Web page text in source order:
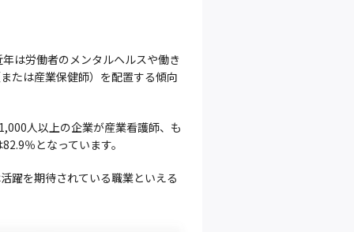
は労働者のメンタルヘルスや働き
たは産業保健師）を配置する傾向
人以上の企業が産業看護師、も
％となっています。
躍を期待されている職業といえる